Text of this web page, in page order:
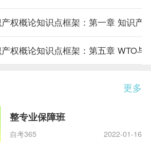
权概论知识点框架：第一章 知识产
权概论知识点框架：第五章 WTO与
更多
整专业保障班
自考365 2022-01-16